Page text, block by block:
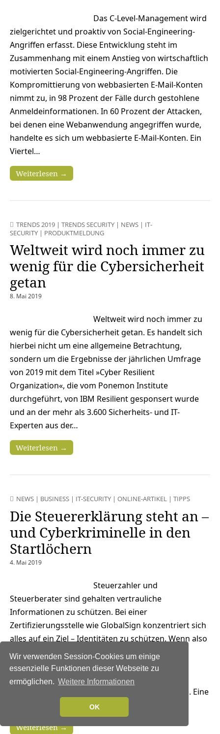
Wir verwenden Session-Cookies um einige
essenzielle Funktionen dieser Webseite zu
ermöglichen. Weitere Informationen
OK
Das C-Level-Management wird
zielgerichtet und proaktiv von Social-Engineering-
Angriffen erfasst. Diese Entwicklung steht im
Zusammenhang mit einem Anstieg von wirtschaftlich
motivierten Social-Engineering-Angriffen. Die
Kompromittierung von webbasierten E-Mail-Konten
nimmt zu, in 98 Prozent der Fälle durch gestohlene
Anmeldeinformationen. In 60 Prozent der Attacken,
bei denen eine Webanwendung angegriffen wurde,
handelte es sich um webbasierte E-Mail-Konten. Ein
Viertel…
Weiterlesen →
TRENDS 2019 | TRENDS SECURITY | NEWS | IT-
SECURITY | PRODUKTMELDUNG
Weltweit wird noch immer zu
wenig für die Cybersicherheit
getan
8. Mai 2019
Weltweit wird noch immer zu
wenig für die Cybersicherheit getan. Es handelt sich
hierbei nicht um eine allgemeine Betrachtung,
sondern um die Ergebnisse der jährlichen Umfrage
von 2019 mit dem Titel »Cyber Resilient
Organization«, die vom Ponemon Institute
durchgeführt, von IBM Resilient gesponsert wurde
und an der mehr als 3.600 Sicherheits- und IT-
Experten aus der…
Weiterlesen →
NEWS | BUSINESS | IT-SECURITY | ONLINE-ARTIKEL | TIPPS
Die Steuererklärung steht an –
und Cyberkriminelle in den
Startlöchern
4. Mai 2019
Steuerzahler und
Steuerberater sind gehalten vertrauliche
Informationen zu schützen. Bei einer
Zertifizierungsstelle wie GlobalSign konzentriert sich
alles auf ein Ziel – Identitäten zu schützen. Wenn also
in den nächsten Wochen die Steuererklärung
ansteht, sind wir uns nur allzu sehr bewusst wie
schnell betrügerische Aktivitäten den
Abgabezeitraum zum Alptraum machen können. Eine
2017 veröffentlichte Studie von…
Weiterlesen →